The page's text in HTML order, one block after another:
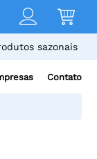
sazonais
Contato